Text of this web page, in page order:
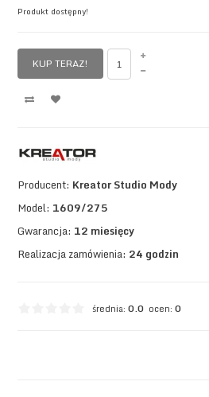
Produkt dostępny!
KUP TERAZ!
Producent: Kreator Studio Mody
Model: 1609/275
Gwarancja: 12 miesięcy
Realizacja zamówienia: 24 godzin
średnia:0.0 ocen:0